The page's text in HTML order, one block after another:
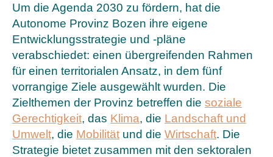
Um die Agenda 2030 zu fördern, hat die
Autonome Provinz Bozen ihre eigene
Entwicklungsstrategie und -pläne
verabschiedet: einen übergreifenden Rahmen
für einen territorialen Ansatz, in dem fünf
vorrangige Ziele ausgewählt wurden. Die
Zielthemen der Provinz betreffen die soziale
Gerechtigkeit, das Klima, die Landschaft und
Umwelt, die Mobilität und die Wirtschaft. Die
Strategie bietet zusammen mit den sektoralen